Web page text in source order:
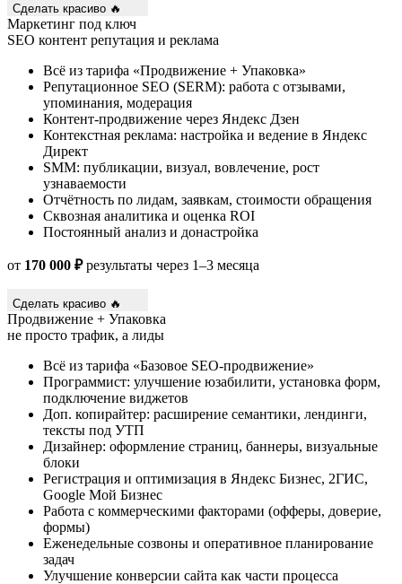
Сделать красиво 🔥
Маркетинг под ключ
SEO контент репутация и реклама
Всё из тарифа «Продвижение + Упаковка»
Репутационное SEO (SERM): работа с отзывами,
упоминания, модерация
Контент-продвижение через Яндекс Дзен
Контекстная реклама: настройка и ведение в Яндекс
Директ
SMM: публикации, визуал, вовлечение, рост
узнаваемости
Отчётность по лидам, заявкам, стоимости обращения
Сквозная аналитика и оценка ROI
Постоянный анализ и донастройка
от 170 000 ₽результаты через 1–3 месяца
Сделать красиво 🔥
Продвижение + Упаковка
не просто трафик, а лиды
Всё из тарифа «Базовое SEO-продвижение»
Программист: улучшение юзабилити, установка форм,
подключение виджетов
Доп. копирайтер: расширение семантики, лендинги,
тексты под УТП
Дизайнер: оформление страниц, баннеры, визуальные
блоки
Регистрация и оптимизация в Яндекс Бизнес, 2ГИС,
Google Мой Бизнес
Работа с коммерческими факторами (офферы, доверие,
формы)
Еженедельные созвоны и оперативное планирование
задач
Улучшение конверсии сайта как части процесса